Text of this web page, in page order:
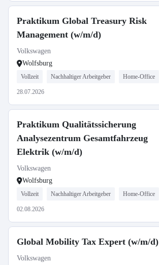
Praktikum Global Treasury Risk
Management (w/m/d)
Volkswagen
Wolfsburg
Vollzeit Nachhaltiger Arbeitgeber Home-Office
28.07.2026
Praktikum Qualitätssicherung
Analysezentrum Gesamtfahrzeug
Elektrik (w/m/d)
Volkswagen
Wolfsburg
Vollzeit Nachhaltiger Arbeitgeber Home-Office
02.08.2026
Global Mobility Tax Expert (w/m/d)
Volkswagen